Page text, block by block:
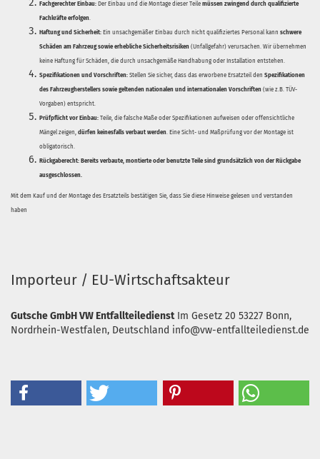
Fachgerechter Einbau: Der Einbau und die Montage dieser Teile müssen zwingend durch qualifizierte
Fachkräfte erfolgen.
Haftung und Sicherheit: Ein unsachgemäßer Einbau durch nicht qualifiziertes Personal kann schwere
Schäden am Fahrzeug sowie erhebliche Sicherheitsrisiken (Unfallgefahr) verursachen. Wir übernehmen
keine Haftung für Schäden, die durch unsachgemäße Handhabung oder Installation entstehen.
Spezifikationen und Vorschriften: Stellen Sie sicher, dass das erworbene Ersatzteil den Spezifikationen
des Fahrzeugherstellers sowie geltenden nationalen und internationalen Vorschriften (wie z.B. TÜV-
Vorgaben) entspricht.
Prüfpflicht vor Einbau: Teile, die falsche Maße oder Spezifikationen aufweisen oder offensichtliche
Mängel zeigen, dürfen keinesfalls verbaut werden. Eine Sicht- und Maßprüfung vor der Montage ist
obligatorisch.
Rückgaberecht: Bereits verbaute, montierte oder benutzte Teile sind grundsätzlich von der Rückgabe
ausgeschlossen.
Mit dem Kauf und der Montage des Ersatzteils bestätigen Sie, dass Sie diese Hinweise gelesen und verstanden
haben
Importeur / EU-Wirtschaftsakteur
Gutsche GmbH VW Entfallteiledienst Im Gesetz 20 53227 Bonn,
Nordrhein-Westfalen, Deutschland info@vw-entfallteiledienst.de